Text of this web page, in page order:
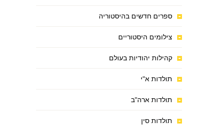
ספרים חדשים בהיסטוריה
צילומים היסטוריים
קהילות יהודיות בעולם
תולדות א"י
תולדות ארה"ב
תולדות סין